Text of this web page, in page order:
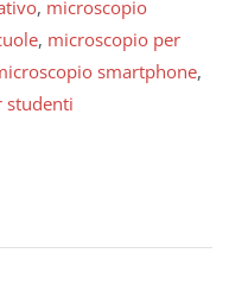
, microscopio
, microscopio per
smartphone,
studenti